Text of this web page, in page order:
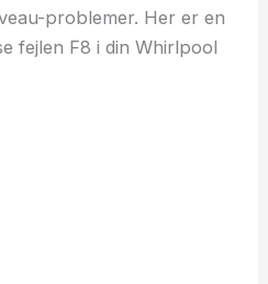
problemer. Her er en
fejlen F8 i din Whirlpool